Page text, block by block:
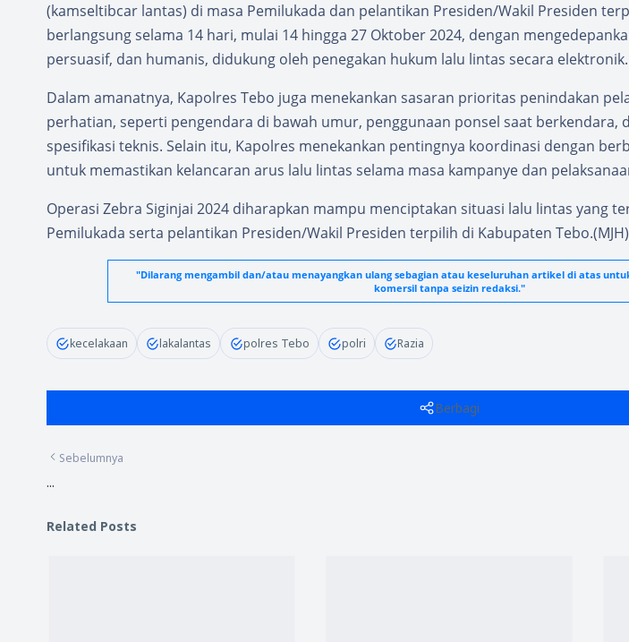
(kamseltibcar lantas) di masa Pemilukada dan pelantikan Presiden/Wakil Presiden
berlangsung selama 14 hari, mulai 14 hingga 27 Oktober 2024, dengan
persuasif, dan humanis, didukung oleh penegakan hukum lalu lintas secara elektronik.
Dalam amanatnya, Kapolres Tebo juga menekankan sasaran prioritas penindakan
perhatian, seperti pengendara di bawah umur, penggunaan ponsel saat berkendara,
spesifikasi teknis. Selain itu, Kapolres menekankan pentingnya koordinasi dengan
untuk memastikan kelancaran arus lalu lintas selama masa kampanye dan
Operasi Zebra Siginjai 2024 diharapkan mampu menciptakan situasi lalu lintas yang
Pemilukada serta pelantikan Presiden/Wakil Presiden terpilih di Kabupaten
"Dilarang mengambil dan/atau menayangkan ulang sebagian atau keseluruhan artikel di atas
komersil tanpa seizin redaksi."
kecelakaan lakalantas polres Tebo polri Razia
Berbagi
Sebelumnya
...
Related Posts